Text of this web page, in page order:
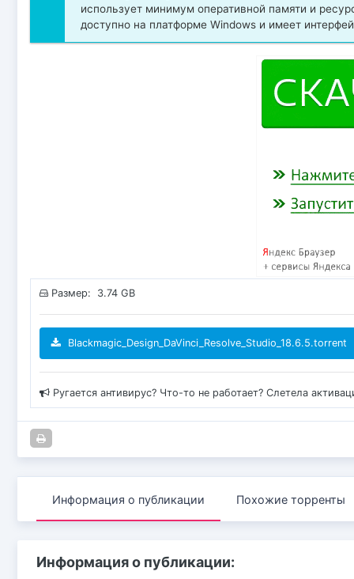
использует минимум оперативной памяти и
доступно на платформе Windows и имеет
Размер: 3.74 GB
Blackmagic_Design_DaVinci_Resolve_Studio_18.6.5.torrent
Ругается антивирус? Что-то не работает? Слетела
Информация о публикации Похожие торренты
Информация о публикации: